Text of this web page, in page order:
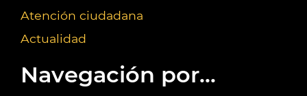
Atención ciudadana
Actualidad
Navegación por...